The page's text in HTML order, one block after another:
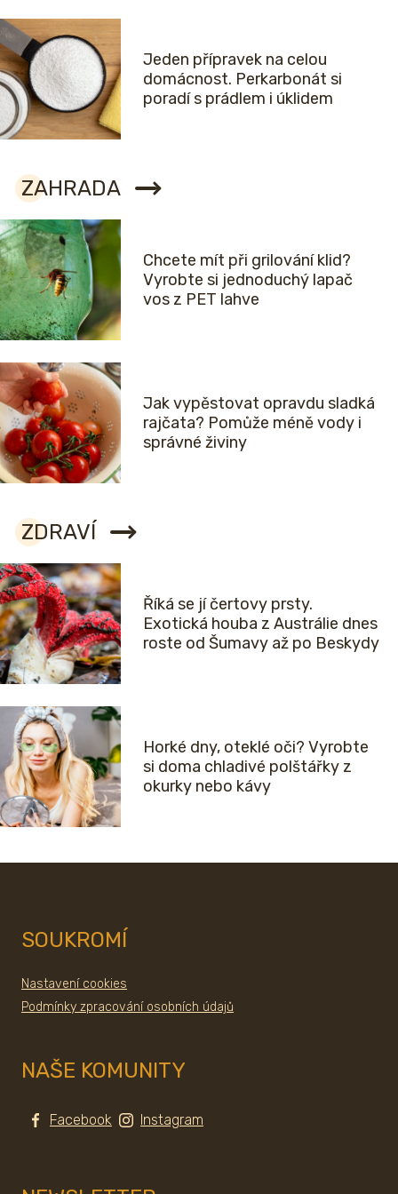
Jeden přípravek na celou
domácnost. Perkarbonát si
poradí s prádlem i úklidem
ZAHRADA
Chcete mít při grilování klid?
Vyrobte si jednoduchý lapač
vos z PET lahve
Jak vypěstovat opravdu sladká
rajčata? Pomůže méně vody i
správné živiny
ZDRAVÍ
Říká se jí čertovy prsty.
Exotická houba z Austrálie dnes
roste od Šumavy až po Beskydy
Horké dny, oteklé oči? Vyrobte
si doma chladivé polštářky z
okurky nebo kávy
SOUKROMÍ
Nastavení cookies
Podmínky zpracování osobních údajů
NAŠE KOMUNITY
Facebook Instagram